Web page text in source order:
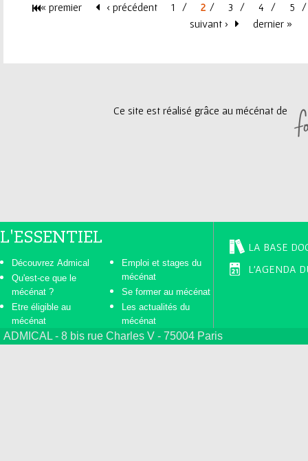
« premier ‹ précédent 1 2 3 4
5
suivant ›
dernier »
Ce site est réalisé grâce au mécénat de
L'ESSENTIEL
Découvrez Admical
Qu'est-ce que le
mécénat ?
Etre éligible au
mécénat
Emploi et stages du
mécénat
Se former au mécénat
Les actualités du
mécénat
LA BASE
L'AGENDA
ADMICAL - 8 bis rue Charles V - 75004 Paris